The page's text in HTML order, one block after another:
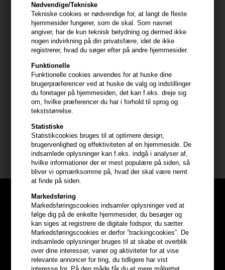
Nødvendige/Tekniske
Tekniske cookies er nødvendige for, at langt de fleste
hjemmesider fungerer, som de skal. Som navnet
angiver, har de kun teknisk betydning og dermed ikke
nogen indvirkning på din privatsfære, idet de ikke
registrerer, hvad du søger efter på andre hjemmesider.
Funktionelle
Funktionelle cookies anvendes for at huske dine
brugerpræferencer ved at huske de valg og indstillinger
du foretager på hjemmesiden, det kan f.eks. dreje sig
om, hvilke præferencer du har i forhold til sprog og
tekststørrelse.
Statistiske
Statistikcookies bruges til at optimere design,
brugervenlighed og effektiviteten af en hjemmeside. De
indsamlede oplysninger kan f.eks. indgå i analyser af,
hvilke informationer der er mest populære på siden, så
bliver vi opmærksomme på, hvad der skal være nemt
at finde på siden.
Markedsføring
Markedsføringscookies indsamler oplysninger ved at
følge dig på de enkelte hjemmesider, du besøger og
kan siges at registrere de digitale fodspor, du sætter.
Markedsføringscookies er derfor ”trackingcookies”. De
indsamlede oplysninger bruges til at skabe et overblik
over dine interesser, vaner og aktiviteter for at vise
relevante annoncer for ting, du tidligere har vist
fornyet
- Til alle typer skadet hår
*Instrumental test efter 5 påføringer af Première Concentré + Bain
+ Fondant/Maske
**instrumental test efter 1 påføring af Bain
Anvendelse
Trin 1: Påfør i vådt hår, oven på CONCENTRÉ DÉCALCIFIANT ULTRA-
RÉPARATEUR.
Trin 2: Massér og emulger.
Trin 4: Følg op med Première Fondant eller Mask.
Størrelse: 250ml